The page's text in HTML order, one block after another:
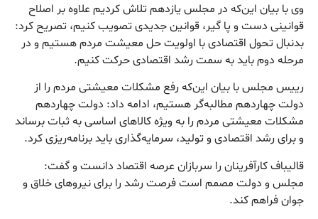
وی با بیان این‌که در مجلس یازدهم تلاش کردیم علاوه بر اصلاح
قوانینی دست و پا گیر، قوانین جدیدی تصویب کنیم، تصریح کرد:
بدنبال تحول اقتصادی با اولویت حل معیشت مردم هستیم و در
مرحله دوم باید به سمت رشد اقتصادی حرکت کنیم.
رییس مجلس با بیان این‌که رفع مشکلات معیشتی مردم را از
دولت چهاردهم مطالبه‌گر هستیم، ادامه داد: دولت چهاردهم
مشکلات معیشتی مردم را به ویژه کالاهای اساسی به ثبات برساند
و برای رشد اقتصادی و تولید، سرمایه‌گذاری باید برنامه‌ریزی کرد.
قالیباف کارآفرینان را سربازان عرصه اقتصاد دانست و گفت:
مجلس و دولت مصمم است فرصت رشد را برای نیروهای خلاق و
جوان فراهم کند.